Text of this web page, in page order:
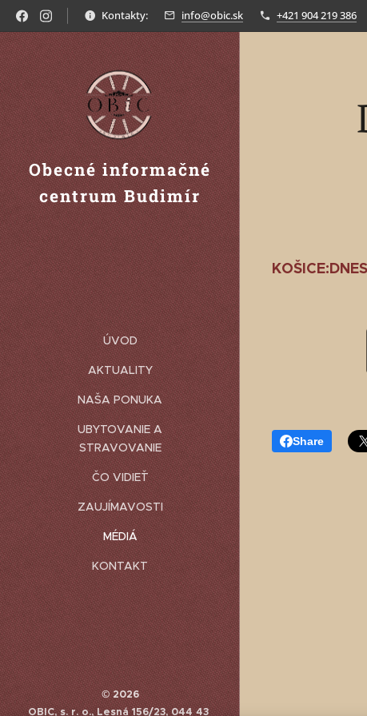
Kontakty: info@obic.sk +421 904 219 386
Obecné informačné
centrum Budimír
ÚVOD
AKTUALITY
NAŠA PONUKA
UBYTOVANIE A
STRAVOVANIE
ČO VIDIEŤ
ZAUJÍMAVOSTI
MÉDIÁ
KONTAKT
KOŠICE:DNES
Share
© 2026
OBIC, s. r. o., Lesná 156/23, 044 43